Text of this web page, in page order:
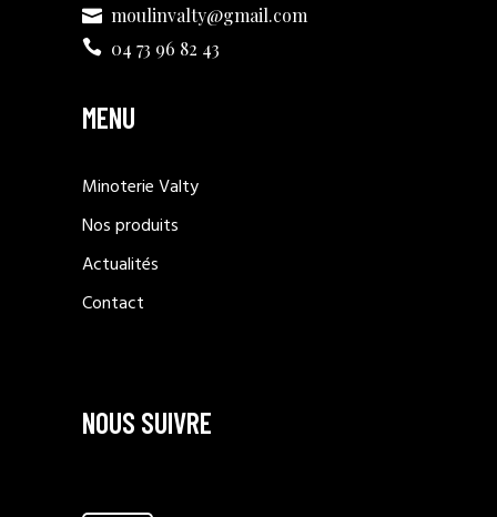
moulinvalty@gmail.com
04 73 96 82 43
MENU
Minoterie Valty
Nos produits
Actualités
Contact
NOUS SUIVRE